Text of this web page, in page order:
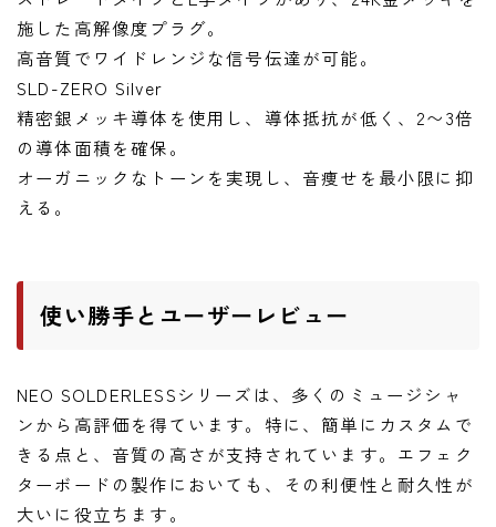
施した高解像度プラグ。
高音質でワイドレンジな信号伝達が可能。
SLD-ZERO Silver
精密銀メッキ導体を使用し、導体抵抗が低く、2〜3倍
の導体面積を確保。
オーガニックなトーンを実現し、音痩せを最小限に抑
える。
使い勝手とユーザーレビュー
NEO SOLDERLESSシリーズは、多くのミュージシャ
ンから高評価を得ています。特に、簡単にカスタムで
きる点と、音質の高さが支持されています。エフェク
ターボードの製作においても、その利便性と耐久性が
大いに役立ちます。